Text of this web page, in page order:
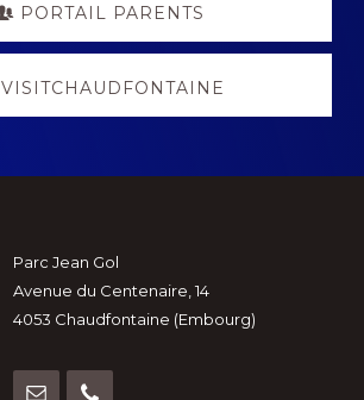
PORTAIL PARENTS
VISITCHAUDFONTAINE
Footer
Parc Jean Gol
Avenue du Centenaire, 14
4053 Chaudfontaine (Embourg)